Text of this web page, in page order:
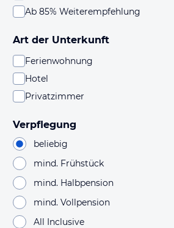
Ab 85% Weiterempfehlung
Art der Unterkunft
Ferienwohnung
Hotel
Privatzimmer
Verpflegung
beliebig
mind. Frühstück
mind. Halbpension
mind. Vollpension
All Inclusive